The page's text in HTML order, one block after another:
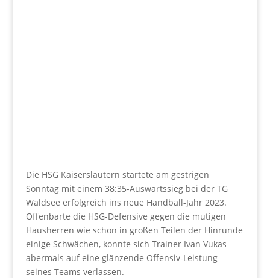
Die HSG Kaiserslautern startete am gestrigen
Sonntag mit einem 38:35-Auswärtssieg bei der TG
Waldsee erfolgreich ins neue Handball-Jahr 2023.
Offenbarte die HSG-Defensive gegen die mutigen
Hausherren wie schon in großen Teilen der Hinrunde
einige Schwächen, konnte sich Trainer Ivan Vukas
abermals auf eine glänzende Offensiv-Leistung
seines Teams verlassen.